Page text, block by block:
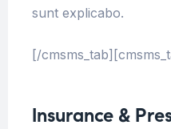
sunt explicabo.
[/
Insurance &